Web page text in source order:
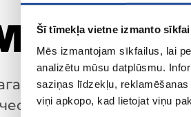
Šī tīmekļa vietne izmanto
Mēs izmantojam sīkfailus, lai
analizētu mūsu datplūsmu.
saziņas līdzekļu,
viņi apkopo, kad lietojat viņu
с выгодными
товарами,